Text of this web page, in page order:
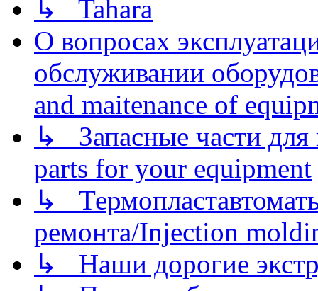
↳ Tahara
О вопросах
обслуживании
and maitenance of
↳ Запасные части для
parts for your equipment
↳
ремонта/Injection
↳ Наши дорогие